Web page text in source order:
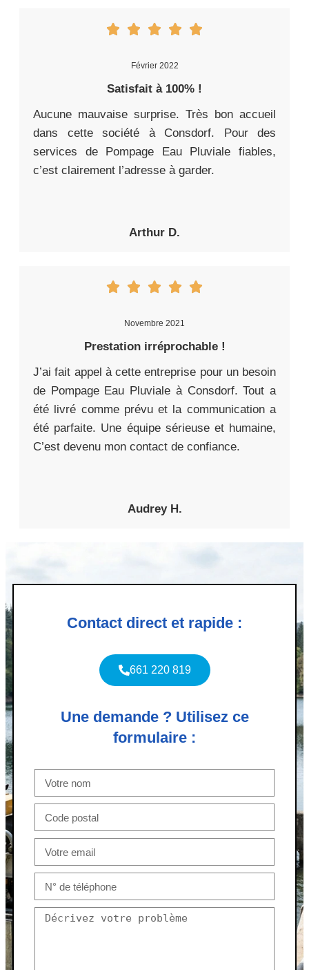
Février 2022
Satisfait à 100% !
Aucune mauvaise surprise. Très bon accueil
dans cette société à Consdorf. Pour des
services de Pompage Eau Pluviale fiables,
c’est clairement l’adresse à garder.
Arthur D.
Novembre 2021
Prestation irréprochable !
J’ai fait appel à cette entreprise pour un besoin
de Pompage Eau Pluviale à Consdorf. Tout a
été livré comme prévu et la communication a
été parfaite. Une équipe sérieuse et humaine,
C’est devenu mon contact de confiance.
Audrey H.
Contact direct et rapide :
661 220 819
Une demande ? Utilisez ce
formulaire :